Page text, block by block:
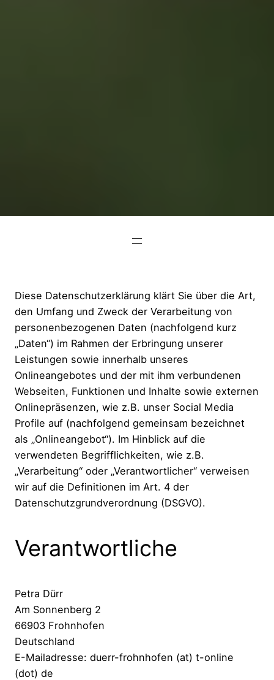
Diese Datenschutzerklärung klärt Sie über die Art,
den Umfang und Zweck der Verarbeitung von
personenbezogenen Daten (nachfolgend kurz
„Daten“) im Rahmen der Erbringung unserer
Leistungen sowie innerhalb unseres
Onlineangebotes und der mit ihm verbundenen
Webseiten, Funktionen und Inhalte sowie externen
Onlinepräsenzen, wie z.B. unser Social Media
Profile auf (nachfolgend gemeinsam bezeichnet
als „Onlineangebot“). Im Hinblick auf die
verwendeten Begrifflichkeiten, wie z.B.
„Verarbeitung“ oder „Verantwortlicher“ verweisen
wir auf die Definitionen im Art. 4 der
Datenschutzgrundverordnung (DSGVO).
Verantwortliche
Petra Dürr
Am Sonnenberg 2
66903 Frohnhofen
Deutschland
E-Mailadresse: duerr-frohnhofen (at) t-online
(dot) de